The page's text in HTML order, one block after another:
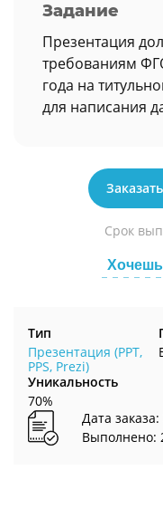
Задание
Презентация
требованиям
года на
для написания
Срок
Хочешь
Тип
Презентация (PPT,
PPS, Prezi)
Уникальность
70%
Дата
Выполнено: